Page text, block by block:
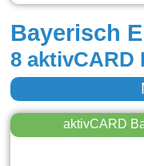
Bayerisch
aktivCARD